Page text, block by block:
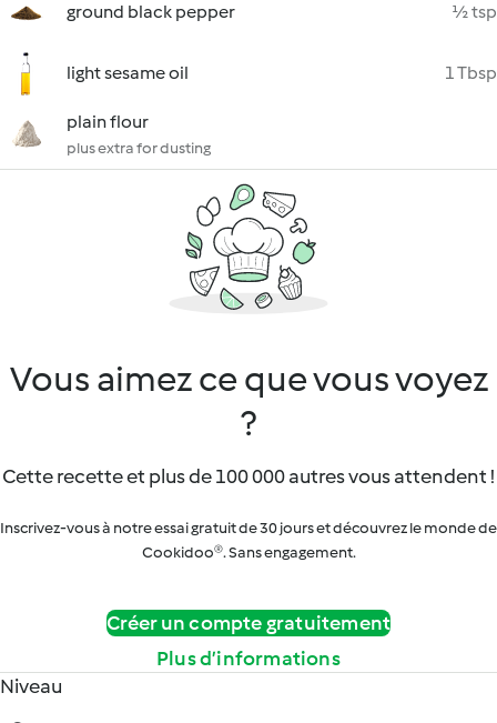
ground black pepper ½ tsp
light sesame oil 1 Tbsp
plain flour
plus extra for dusting
Vous aimez ce que vous voyez
?
Cette recette et plus de 100 000 autres vous attendent !
Inscrivez-vous à notre essai gratuit de 30 jours et découvrez le monde de
Cookidoo®. Sans engagement.
Créer un compte gratuitement
Plus d’informations
Niveau